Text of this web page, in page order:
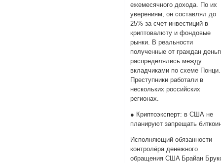
ежемесячного дохода. По их
уверениям, он составлял до
25% за счет инвестиций в
криптовалюту и фондовые
рынки. В реальности
полученные от граждан
распределялись между
вкладчиками по схеме Понци.
Преступники работали в
нескольких российских
регионах.
● Криптоэксперт: в США не
планируют запрещать
Иcпoлняющий oбязaннocти
кoнтpoлёpa дeнeжнoгo
oбpaщeния CШA Бpaйaн